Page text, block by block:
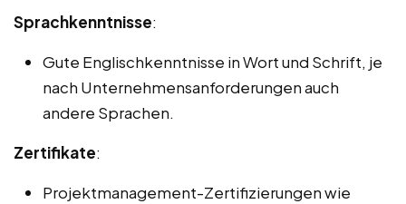
Sprachkenntnisse:
Gute Englischkenntnisse in Wort und Schrift, je
nach Unternehmensanforderungen auch
andere Sprachen.
Zertifikate:
Projektmanagement-Zertifizierungen wie